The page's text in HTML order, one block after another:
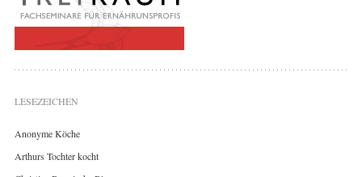
LESEZEICHEN
Anonyme Köche
Arthurs Tochter kocht